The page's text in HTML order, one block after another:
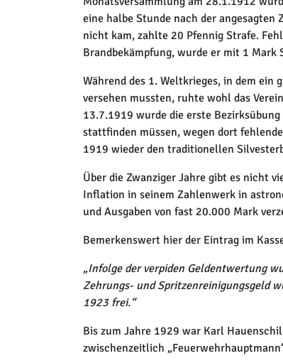
eine halbe Stunde nach der
nicht kam, zahlte 20 Pfennig Strafe.
Brandbekämpfung, wurde er mit 1 Mark
Während des 1. Weltkrieges, in dem ein
versehen mussten, ruhte wohl das
13.7.1919 wurde die erste
stattfinden müssen, wegen dort
1919 wieder den traditionellen
Über die Zwanziger Jahre gibt es nicht
Inflation in seinem Zahlenwerk in
und Ausgaben von fast 20.000 Mark
Bemerkenswert hier der Eintrag im
„Infolge der verpiden Geldentwertung
Zehrungs- und Spritzenreinigungsgeld
1923 frei.“
Bis zum Jahre 1929 war Karl
zwischenzeitlich